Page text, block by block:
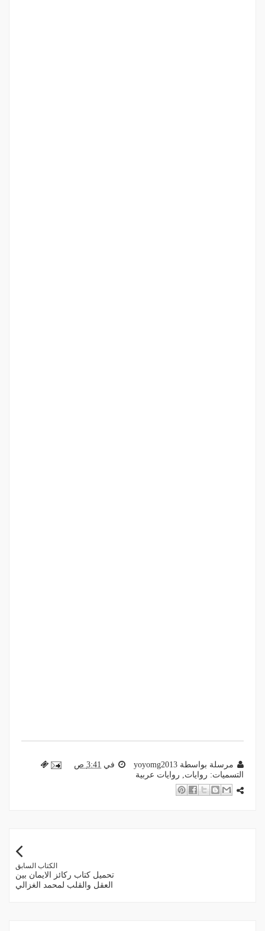
مرسلة بواسطة yoyomg2013 في 3:41 ص
التسميات: روايات, روايات عربية
الكتاب السابق
تحميل كتاب ركائز الايمان بين
العقل والقلب لمحمد الغزالي